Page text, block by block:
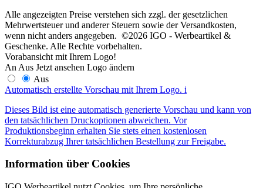
Alle angezeigten Preise verstehen sich zzgl. der gesetzlichen
Mehrwertsteuer und anderer Steuern sowie der Versandkosten,
wenn nicht anders angegeben. ©2026 IGO - Werbeartikel &
Geschenke. Alle Rechte vorbehalten.
Vorabansicht mit Ihrem Logo!
An Aus Jetzt ansehen Logo ändern
Aus
Automatisch erstellte Vorschau mit Ihrem Logo. i
Dieses Bild ist eine automatisch generierte Vorschau und kann von
den tatsächlichen Druckoptionen abweichen. Vor
Produktionsbeginn erhalten Sie stets einen kostenlosen
Korrekturabzug Ihrer tatsächlichen Bestellung zur Freigabe.
Information über Cookies